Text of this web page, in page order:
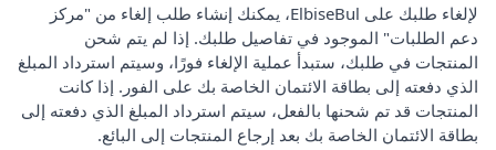
لإلغاء طلبك على ElbiseBul، يمكنك إنشاء طلب إلغاء من "مركز
دعم الطلبات" الموجود في تفاصيل طلبك. إذا لم يتم شحن
المنتجات في طلبك، ستبدأ عملية الإلغاء فورًا، وسيتم استرداد المبلغ
الذي دفعته إلى بطاقة الائتمان الخاصة بك على الفور. إذا كانت
المنتجات قد تم شحنها بالفعل، سيتم استرداد المبلغ الذي دفعته إلى
بطاقة الائتمان الخاصة بك بعد إرجاع المنتجات إلى البائع.